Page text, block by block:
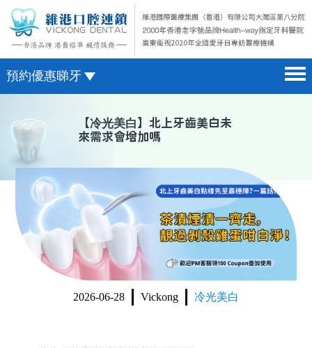
預約優惠睇牙
醫院簡介 hospital introduction
醫生介紹 doctor introduction
醫療新聞 medical news
種植牙 dental implant
箍牙 orthodontics
收費標準 change standard
微信預約
WhatsApp預約
【冷光美白】北上牙齒美白未
來需求會增加嗎
2026-06-28 Vickong 冷光美白